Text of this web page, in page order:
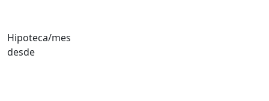
Hipoteca/mes
desde